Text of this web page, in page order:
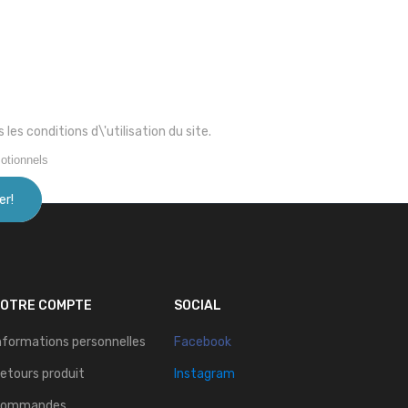
les conditions d\'utilisation du site.
COMPTE
personnelles
produit
SOCIAL
Facebook
Instagram